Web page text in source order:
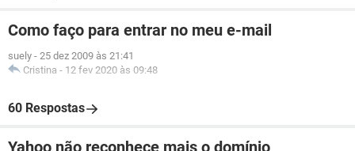
Como faço para entrar no meu e-mail
suely - 25 dez 2009 às 21:41
Cristina - 12 fev 2020 às 09:48
60 Respostas
Yahoo não reconhece mais o domínio